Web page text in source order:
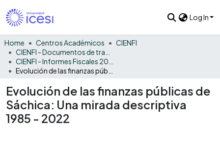
Log In
Home Centros Académicos
CIENFI
Evolución de las finanzas públicas de
Sáchica: Una mirada descriptiva
1985 - 2022